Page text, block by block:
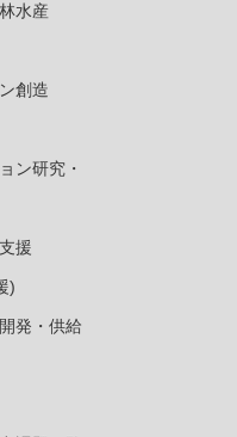
水産
創造
ン研究・
援
)
発・供給